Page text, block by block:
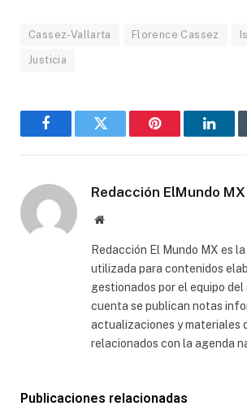
Cassez-Vallarta Florence Cassez
Justicia
FacebookGorjeo Pinterest
Redacción ElMundo MX
Sitio
Redacción El Mundo MX es
utilizada para contenidos
gestionados por el equipo
cuenta se publican notas
actualizaciones y materiales
relacionados con la agenda
Publicaciones relacionadas